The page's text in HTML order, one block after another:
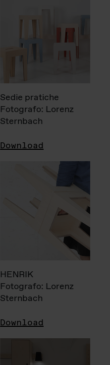
Sedie pratiche
Fotografo: Lorenz
Sternbach
Download
HENRIK
Fotografo: Lorenz
Sternbach
Download